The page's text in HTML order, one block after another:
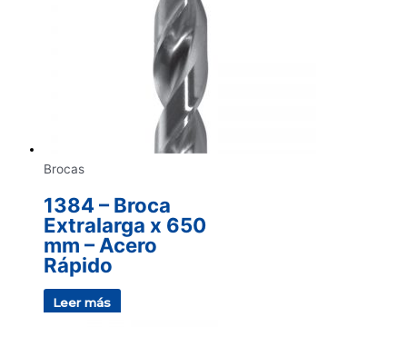
Brocas
1384 – Broca
Extralarga x 650
mm – Acero
Rápido
Leer más